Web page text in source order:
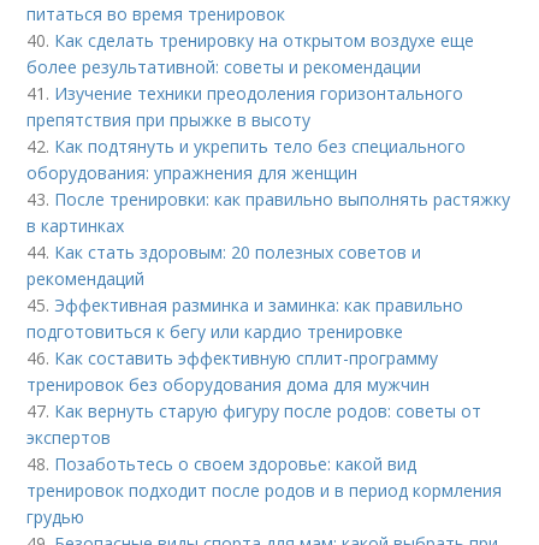
питаться во время тренировок
40. Как сделать тренировку на открытом воздухе еще
более результативной: советы и рекомендации
41. Изучение техники преодоления горизонтального
препятствия при прыжке в высоту
42. Как подтянуть и укрепить тело без специального
оборудования: упражнения для женщин
43. После тренировки: как правильно выполнять растяжку
в картинках
44. Как стать здоровым: 20 полезных советов и
рекомендаций
45. Эффективная разминка и заминка: как правильно
подготовиться к бегу или кардио тренировке
46. Как составить эффективную сплит-программу
тренировок без оборудования дома для мужчин
47. Как вернуть старую фигуру после родов: советы от
экспертов
48. Позаботьтесь о своем здоровье: какой вид
тренировок подходит после родов и в период кормления
грудью